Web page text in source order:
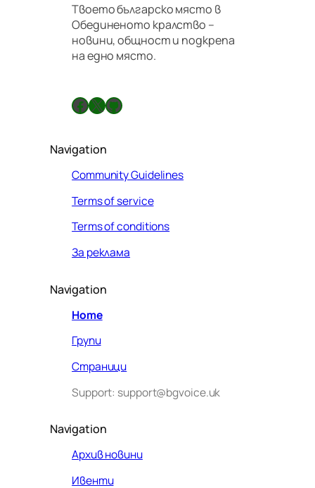
Твоето българско място в
Обединеното кралство –
новини, общност и подкрепа
на едно място.
Facebook X GitHub
Navigation
Community Guidelines
Terms of service
Terms of conditions
За реклама
Navigation
Home
Групи
Страници
Support: support@bgvoice.uk
Navigation
Архив новини
Ивенти